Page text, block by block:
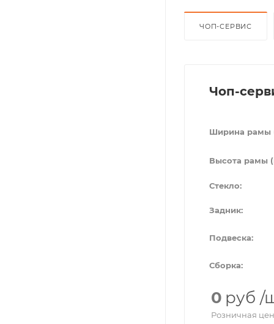
ЧОП-СЕРВИС
Чоп-
Ширина рамы
Высота рамы
Стекло:
Задник:
Подвеска:
Сборка:
0 руб /
Розничная